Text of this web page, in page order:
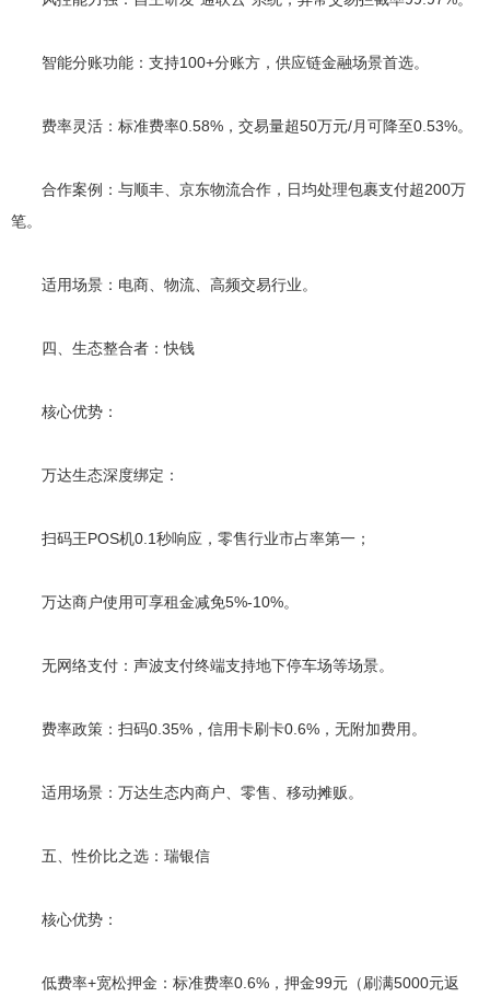
智能分账功能：支持100+分账方，供应链金融场景首选。
费率灵活：标准费率0.58%，交易量超50万元/月可降至0.53%。
合作案例：与顺丰、京东物流合作，日均处理包裹支付超200万
笔。
适用场景：电商、物流、高频交易行业。
四、生态整合者：快钱
核心优势：
万达生态深度绑定：
扫码王POS机0.1秒响应，零售行业市占率第一；
万达商户使用可享租金减免5%-10%。
无网络支付：声波支付终端支持地下停车场等场景。
费率政策：扫码0.35%，信用卡刷卡0.6%，无附加费用。
适用场景：万达生态内商户、零售、移动摊贩。
五、性价比之选：瑞银信
核心优势：
低费率+宽松押金：标准费率0.6%，押金99元（刷满5000元返